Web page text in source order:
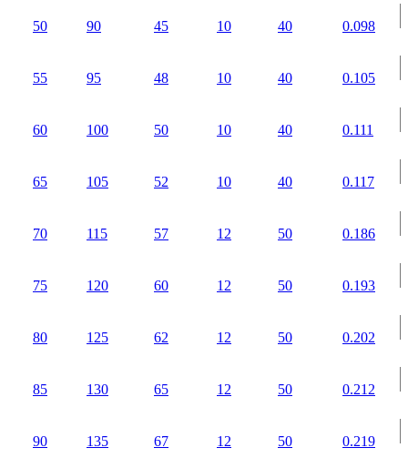
50 90 45 10 40 0.098
55 95 48 10 40 0.105
60 100 50 10 40 0.111
65 105 52 10 40 0.117
70 115 57 12 50 0.186
75 120 60 12 50 0.193
80 125 62 12 50 0.202
85 130 65 12 50 0.212
90 135 67 12 50 0.219